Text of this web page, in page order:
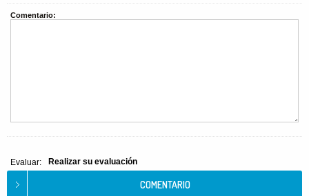
Comentario:
Evaluar: Realizar su evaluación